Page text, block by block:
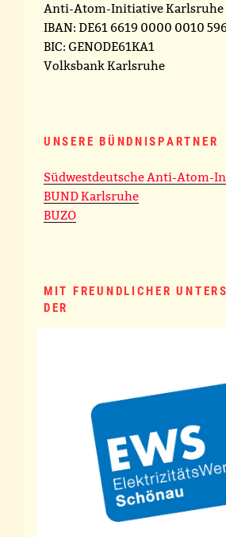
Anti-Atom-Initiative Karlsruhe
IBAN: DE61 6619 0000 0010
BIC: GENODE61KA1
Volksbank Karlsruhe
UNSERE BÜNDNISPARTNER
Südwestdeutsche Anti-Atom-
BUND Karlsruhe
BUZO
MIT FREUNDLICHER
DER